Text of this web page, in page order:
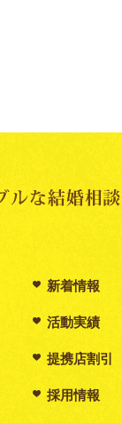
新着情報
活動実績
提携店割引
採用情報